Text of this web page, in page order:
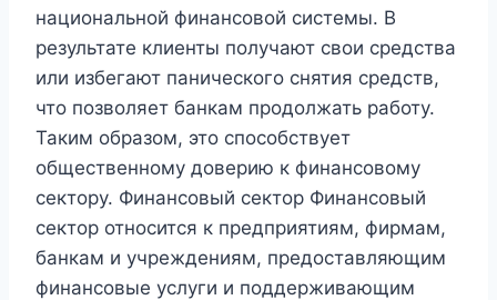
национальной финансовой системы. В
результате клиенты получают свои средства
или избегают панического снятия средств,
что позволяет банкам продолжать работу.
Таким образом, это способствует
общественному доверию к финансовому
сектору. Финансовый сектор Финансовый
сектор относится к предприятиям, фирмам,
банкам и учреждениям, предоставляющим
финансовые услуги и поддерживающим